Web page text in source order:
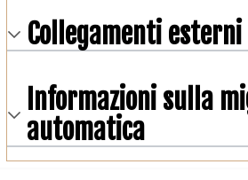
Collegamenti esterni
Informazioni sulla
automatica